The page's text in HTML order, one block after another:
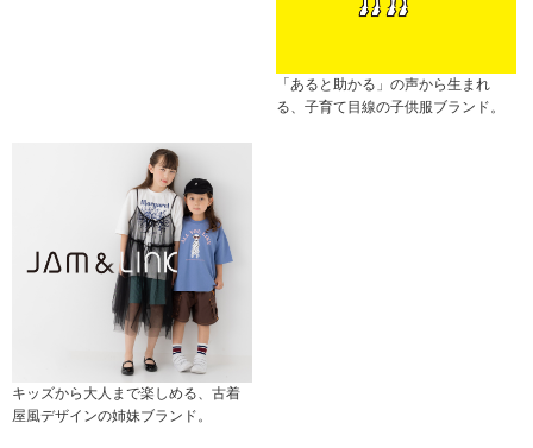
「あると助かる」の声から生まれ
る、子育て目線の子供服ブランド。
キッズから大人まで楽しめる、古着
屋風デザインの姉妹ブランド。